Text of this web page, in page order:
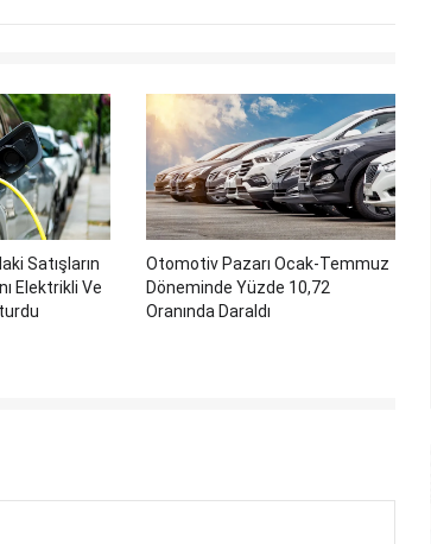
Satışların
Elektrikli Ve
Otomotiv Pazarı Ocak-Temmuz
Döneminde Yüzde 10,72
Oranında Daraldı